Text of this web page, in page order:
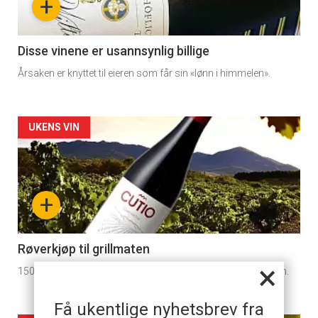
×
Få ukentlige nyhetsbrev fra
section
11
Dagens
rett
+
Disse vinene er usannsynlig billige
Årsaken er knyttet til eieren som får sin «lønn i himmelen».
Artikler
detail
-
section
11
Dagens
rett
+
UKENS VIN
Røverkjøp til grillmaten
150 kroner er for et kupp å regne for denne spanske rødvinen.